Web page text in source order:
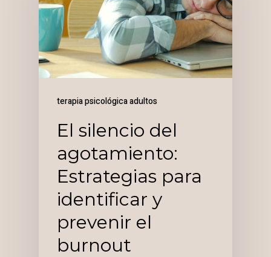
terapia psicológica adultos
El silencio del
agotamiento:
Estrategias para
identificar y
prevenir el
burnout